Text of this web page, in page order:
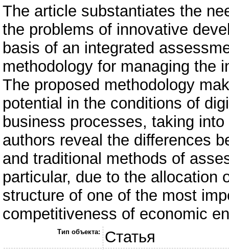
The article substantiates the
the problems of innovative
basis of an integrated
methodology for managing the
The proposed methodology
potential in the conditions of
business processes, taking
authors reveal the differences
and traditional methods of
particular, due to the allocation
structure of one of the most
competitiveness of economic
Тип объекта: Статья